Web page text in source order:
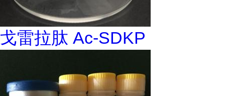
戈雷拉肽 Ac-SDKP